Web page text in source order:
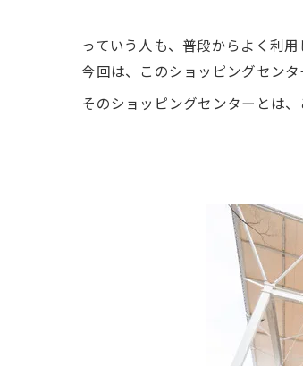
っていう人も、普段からよく利
今回は、このショッピングセン
そのショッピングセンターとは、